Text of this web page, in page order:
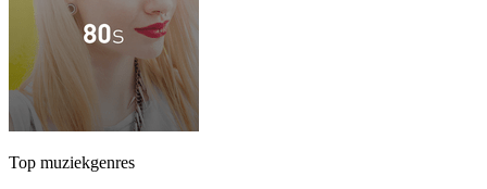
Top muziekgenres